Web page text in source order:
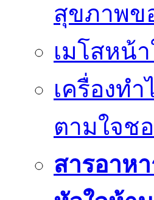
สุขภาพข
เมโสหน้
เครื่องท
ตามใจช
สารอาห